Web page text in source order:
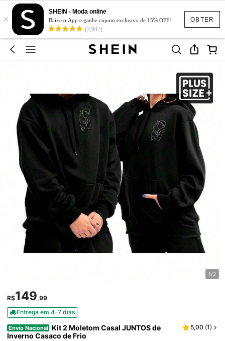
OBTER
×
SHEIN - Moda online
Baixe o App e ganhe cupom exclusivo de 15% OFF!
(2,847)
1/2
R$149,99
Entrega em 4-7 dias
Envio Nacional Kit 2 Moletom Casal JUNTOS de
Inverno Casaco de Frio
5,00 (1)